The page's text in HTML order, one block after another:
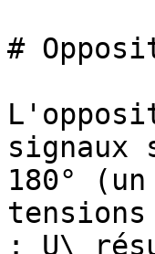
#
signaux
180°
: